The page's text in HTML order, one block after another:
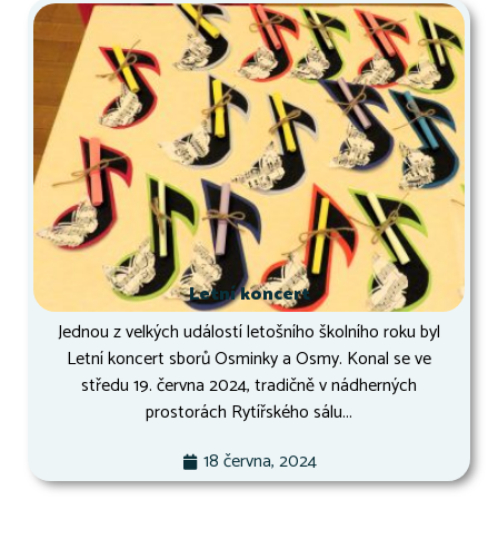
Letní koncert
Jednou z velkých událostí letošního školního roku byl
Letní koncert sborů Osminky a Osmy. Konal se ve
středu 19. června 2024, tradičně v nádherných
prostorách Rytířského sálu...
18 června, 2024